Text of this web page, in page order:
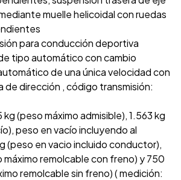
muelle helicoidal con ruedas
para conducción deportiva
tipo automático con cambio
de una única velocidad con
de dirección , código transmisión:
(peso máximo admisible), 1.563 kg
peso en vacío incluyendo al
(peso en vacio incluido conductor),
máximo remolcable con freno) y 750
remolcable sin freno) ( medición: